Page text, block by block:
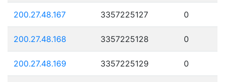
200.27.48.167 3357225127 0
200.27.48.168 3357225128 0
200.27.48.169 3357225129 0